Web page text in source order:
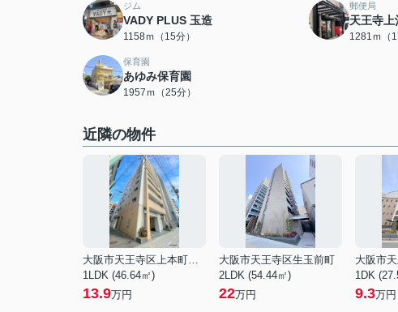
ジム
VADY PLUS 玉造
1158ｍ（15分）
郵便局
天王寺
1281ｍ（
保育園
あゆみ保育園
1957ｍ（25分）
近隣の物件
大阪市天王寺区上本町５丁目
1LDK (46.64㎡)
13.9万円
大阪市天王寺区生玉前町
2LDK (54.44㎡)
22万円
1DK
9.3万円